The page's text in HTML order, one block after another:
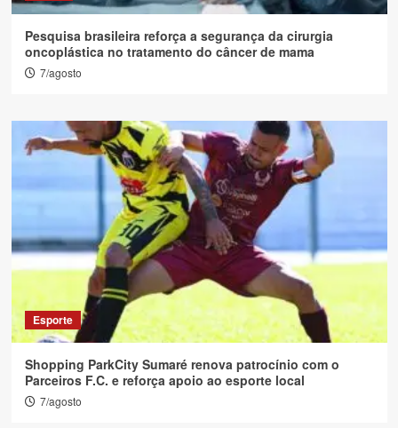
Pesquisa brasileira reforça a segurança da cirurgia
oncoplástica no tratamento do câncer de mama
7/agosto
Esporte
Shopping ParkCity Sumaré renova patrocínio com o
Parceiros F.C. e reforça apoio ao esporte local
7/agosto